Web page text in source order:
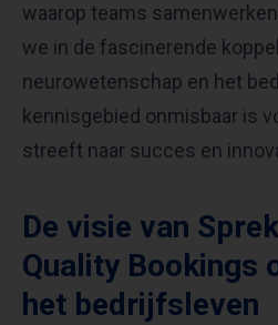
waarop teams
we in de fascinerende
neurowetenschap en het
kennisgebied onmisbaar is
streeft naar succes en
De visie van
Quality Bookings
het bedrijfsleven